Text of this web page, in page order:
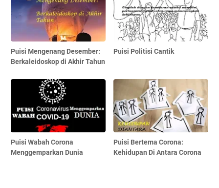
Puisi Mengenang Desember:
Berkaleidoskop di Akhir Tahun
Puisi Politisi Cantik
Puisi Wabah Corona
Menggemparkan Dunia
Puisi Bertema Corona:
Kehidupan Di Antara Corona